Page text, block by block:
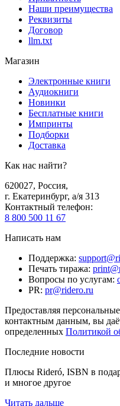
Наши преимущества
Реквизиты
Договор
llm.txt
Магазин
Электронные книги
Аудиокниги
Новинки
Бесплатные книги
Импринты
Подборки
Доставка
Как нас найти?
620027, Россия,
г. Екатеринбург, а/я 313
Контактный телефон:
8 800 500 11 67
Написать нам
Поддержка:
Печать тиража:
Вопросы по услугам:
PR: pr@ridero.ru
Предоставляя
контактным данным, вы
определенных Политикой
Последние новости
Плюсы Rideró, ISBN в
и многое другое
Читать дальше